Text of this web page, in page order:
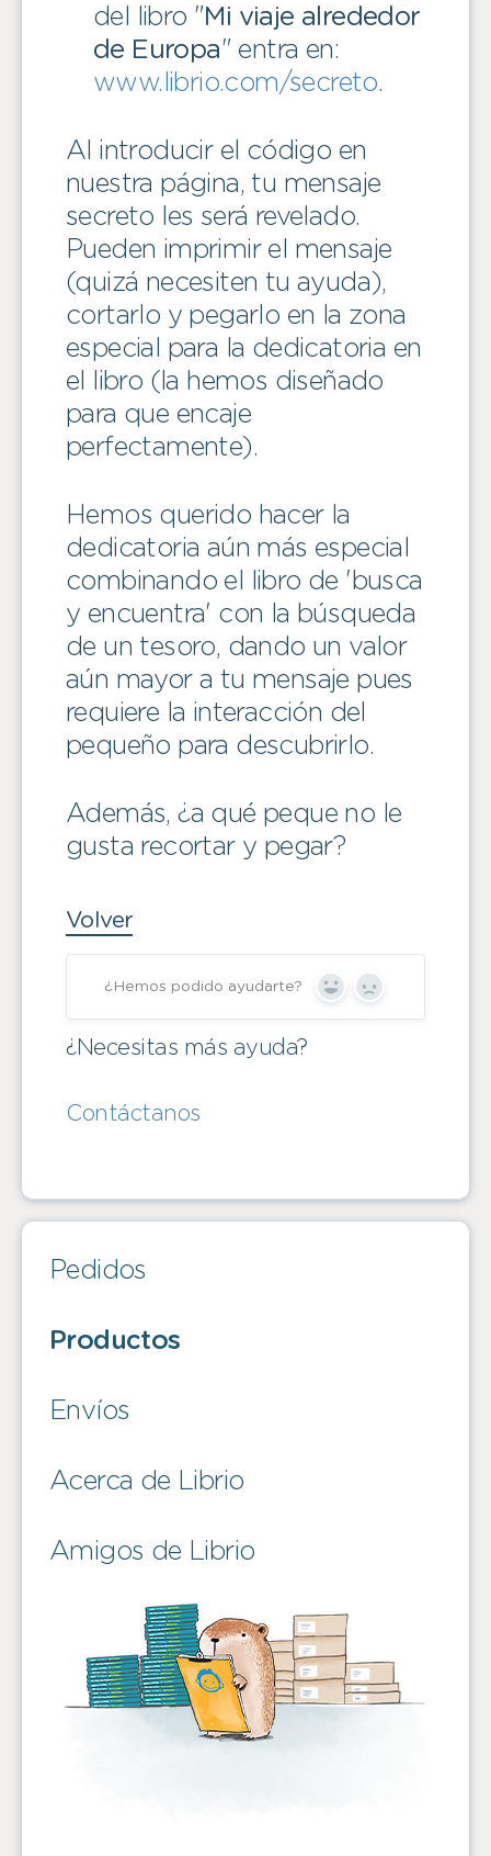
del libro "Mi viaje alrededor
de Europa" entra en:
www.librio.com/secreto.
Al introducir el código en
nuestra página, tu mensaje
secreto les será revelado.
Pueden imprimir el mensaje
(quizá necesiten tu ayuda),
cortarlo y pegarlo en la zona
especial para la dedicatoria en
el libro (la hemos diseñado
para que encaje
perfectamente).
Hemos querido hacer la
dedicatoria aún más especial
combinando el libro de 'busca
y encuentra' con la búsqueda
de un tesoro, dando un valor
aún mayor a tu mensaje pues
requiere la interacción del
pequeño para descubrirlo.
Además, ¿a qué peque no le
gusta recortar y pegar?
Volver
¿Hemos podido ayudarte? Yes No
¿Necesitas más ayuda?
Contáctanos
Pedidos
Productos
Envíos
Acerca de Librio
Amigos de Librio